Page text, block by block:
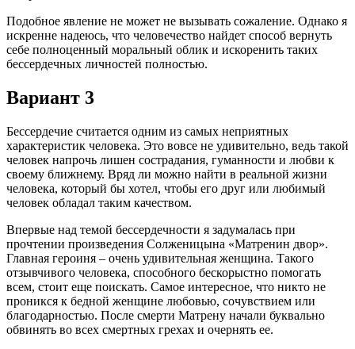
Подобное явление не может не вызывать сожаление. Однако я
искренне надеюсь, что человечество найдет способ вернуть
себе полноценный моральный облик и искоренить таких
бессердечных личностей полностью.
Вариант 3
Бессердечие считается одним из самых неприятных
характеристик человека. Это вовсе не удивительно, ведь такой
человек напрочь лишен сострадания, гуманности и любви к
своему ближнему. Вряд ли можно найти в реальной жизни
человека, который бы хотел, чтобы его друг или любимый
человек обладал таким качеством.
Впервые над темой бессердечности я задумалась при
прочтении произведения Солженицына «Матренин двор».
Главная героиня – очень удивительная женщина. Такого
отзывчивого человека, способного бескорыстно помогать
всем, стоит еще поискать. Самое интересное, что никто не
проникся к бедной женщине любовью, сочувствием или
благодарностью. После смерти Матрену начали буквально
обвинять во всех смертных грехах и очернять ее.